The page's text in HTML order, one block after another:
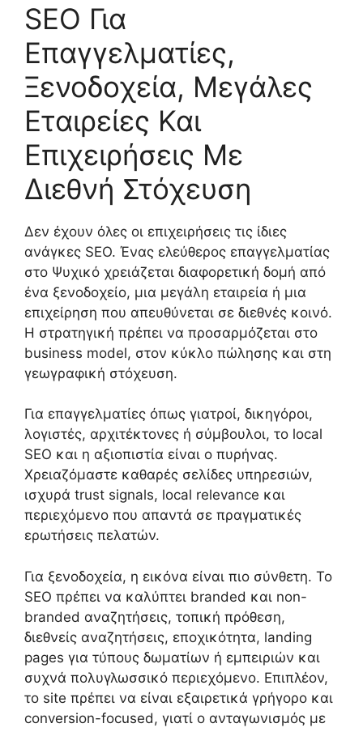
SEO Για
Επαγγελματίες,
Ξενοδοχεία, Μεγάλες
Εταιρείες Και
Επιχειρήσεις Με
Διεθνή Στόχευση
Δεν έχουν όλες οι επιχειρήσεις τις ίδιες
ανάγκες SEO. Ένας ελεύθερος επαγγελματίας
στο Ψυχικό χρειάζεται διαφορετική δομή από
ένα ξενοδοχείο, μια μεγάλη εταιρεία ή μια
επιχείρηση που απευθύνεται σε διεθνές κοινό.
Η στρατηγική πρέπει να προσαρμόζεται στο
business model, στον κύκλο πώλησης και στη
γεωγραφική στόχευση.
Για επαγγελματίες όπως γιατροί, δικηγόροι,
λογιστές, αρχιτέκτονες ή σύμβουλοι, το local
SEO και η αξιοπιστία είναι ο πυρήνας.
Χρειαζόμαστε καθαρές σελίδες υπηρεσιών,
ισχυρά trust signals, local relevance και
περιεχόμενο που απαντά σε πραγματικές
ερωτήσεις πελατών.
Για ξενοδοχεία, η εικόνα είναι πιο σύνθετη. Το
SEO πρέπει να καλύπτει branded και non-
branded αναζητήσεις, τοπική πρόθεση,
διεθνείς αναζητήσεις, εποχικότητα, landing
pages για τύπους δωματίων ή εμπειριών και
συχνά πολυγλωσσικό περιεχόμενο. Επιπλέον,
το site πρέπει να είναι εξαιρετικά γρήγορο και
conversion-focused, γιατί ο ανταγωνισμός με